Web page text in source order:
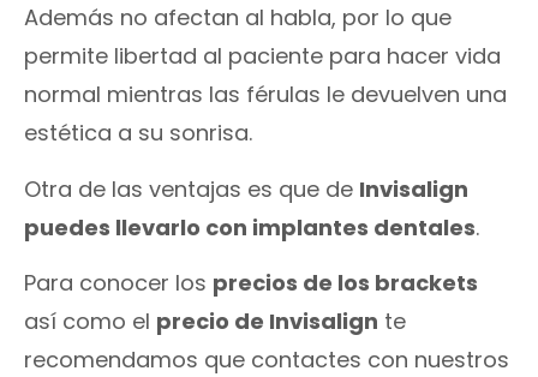
Además no afectan al habla, por lo que
permite libertad al paciente para hacer vida
normal mientras las férulas le devuelven una
estética a su sonrisa.
Otra de las ventajas es que de Invisalign
puedes llevarlo con implantes dentales.
Para conocer los precios de los brackets
así como el precio de Invisalign te
recomendamos que contactes con nuestros